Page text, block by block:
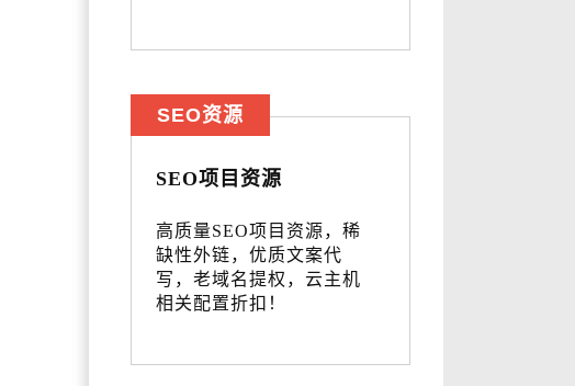
SEO项目资源
高质量SEO项目资源，稀
缺性外链，优质文案代
写，老域名提权，云主机
相关配置折扣！
SEO资源